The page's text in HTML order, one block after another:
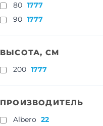
80 1777
90 1777
ВЫСОТА, СМ
200 1777
ПРОИЗВОДИТЕЛЬ
Albero 22